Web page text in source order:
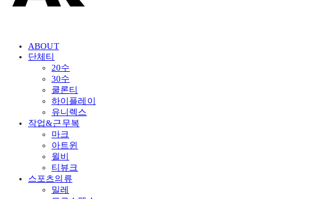
ABOUT
단체티
20수
30수
쿨론티
하이플레이
유니렉스
작업&근무복
마크
아트윈
윌비
티뷰크
스포츠의류
밀레